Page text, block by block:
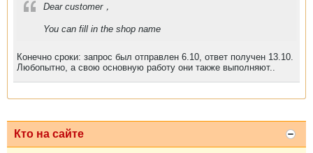
Dear customer，
You can fill in the shop name
Конечно сроки: запрос был отправлен 6.10, ответ получен 13.10.
Любопытно, а свою основную работу они также выполняют..
Кто на сайте